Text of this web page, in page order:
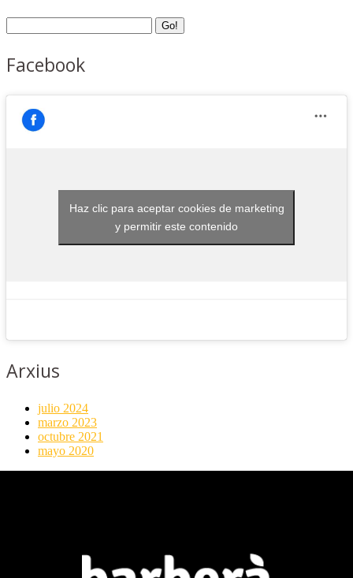
Facebook
Haz clic para aceptar cookies de marketing
y permitir este contenido
Arxius
julio 2024
marzo 2023
octubre 2021
mayo 2020